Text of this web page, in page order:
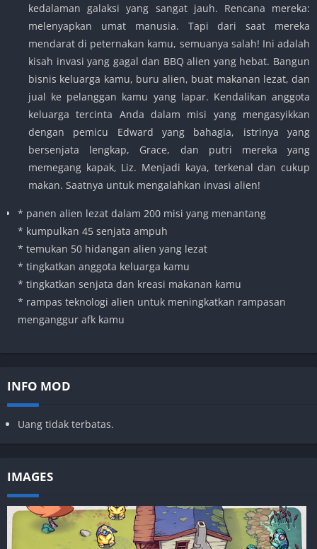
kedalaman galaksi yang sangat jauh. Rencana mereka:
melenyapkan umat manusia. Tapi dari saat mereka
mendarat di peternakan kamu, semuanya salah! Ini adalah
kisah invasi yang gagal dan BBQ alien yang hebat. Bangun
bisnis keluarga kamu, buru alien, buat makanan lezat, dan
jual ke pelanggan kamu yang lapar. Kendalikan anggota
keluarga tercinta Anda dalam misi yang mengasyikkan
dengan pemicu Edward yang bahagia, istrinya yang
bersenjata lengkap, Grace, dan putri mereka yang
memegang kapak, Liz. Menjadi kaya, terkenal dan cukup
makan. Saatnya untuk mengalahkan invasi alien!
* panen alien lezat dalam 200 misi yang menantang
* kumpulkan 45 senjata ampuh
* temukan 50 hidangan alien yang lezat
* tingkatkan anggota keluarga kamu
* tingkatkan senjata dan kreasi makanan kamu
* rampas teknologi alien untuk meningkatkan rampasan
menganggur afk kamu
INFO MOD
Uang tidak terbatas.
IMAGES